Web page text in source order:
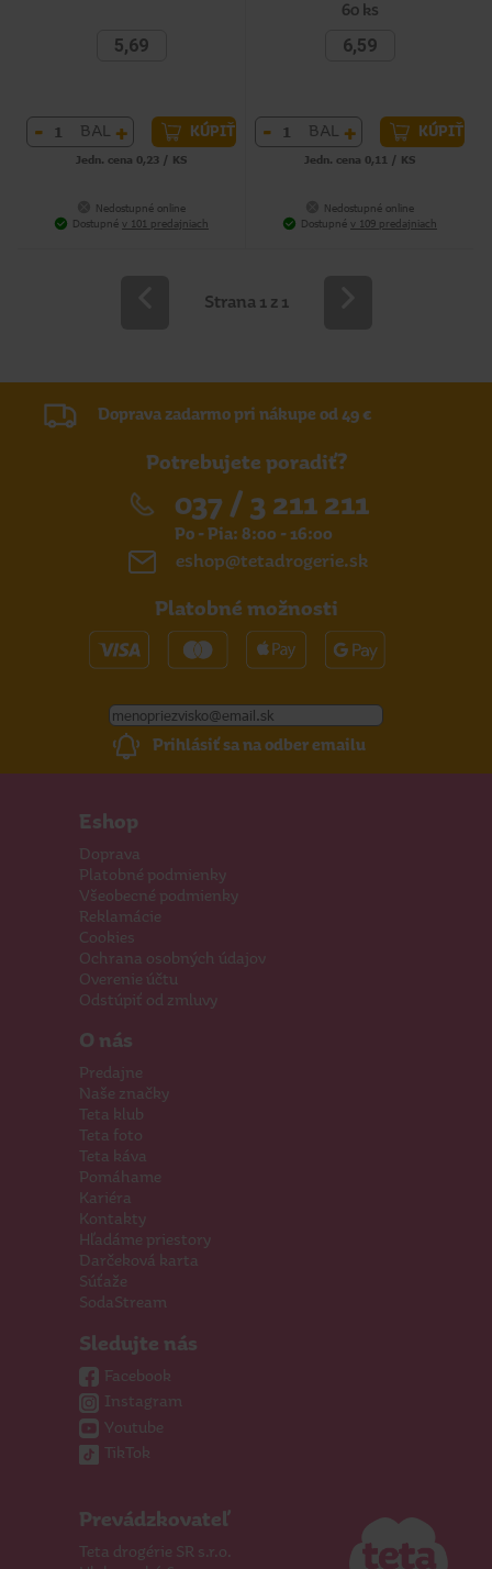
5,69
- BAL + KÚPIŤ
Jedn. cena 0,23 / KS
Nedostupné online
Dostupné v 101 predajniach
60 ks
6,59
- BAL + KÚPIŤ
Jedn. cena 0,11 / KS
Nedostupné online
Dostupné v 109 predajniach
Strana 1 z 1
Doprava zadarmo pri nákupe od 49 €
Potrebujete poradiť?
037 / 3 211 211
Po - Pia: 8:00 - 16:00
eshop@tetadrogerie.sk
Platobné možnosti
Prihlásiť sa na odber emailu
Eshop
Doprava
Platobné podmienky
Všeobecné podmienky
Reklamácie
Cookies
Ochrana osobných údajov
Overenie účtu
Odstúpiť od zmluvy
O nás
Predajne
Naše značky
Teta klub
Teta foto
Teta káva
Pomáhame
Kariéra
Kontakty
Hľadáme priestory
Darčeková karta
Súťaže
SodaStream
Sledujte nás
Facebook
Instagram
Youtube
TikTok
Prevádzkovateľ
Teta drogérie SR s.r.o.